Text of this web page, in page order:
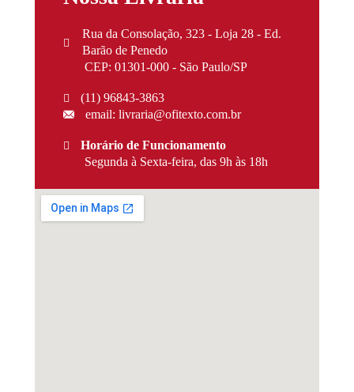
Rua da Consolação, 323 - Loja 28 - Ed.
Barão de Penedo
CEP: 01301-000 - São Paulo/SP
(11) 96843-3863
email: livraria@ofitexto.com.br
Horário de Funcionamento
Segunda à Sexta-feira, das 9h às 18h